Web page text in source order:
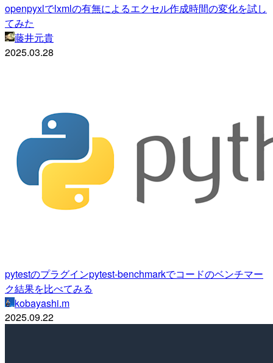
openpyxlでlxmlの有無によるエクセル作成時間の変化を試し
てみた
藤井元貴
2025.03.28
pytestのプラグインpytest-benchmarkでコードのベンチマー
ク結果を比べてみる
kobayashi.m
2025.09.22